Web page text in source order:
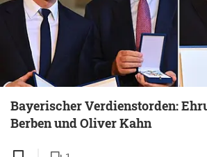
Bayerischer Verdienstorden:
Berben und Oliver Kahn